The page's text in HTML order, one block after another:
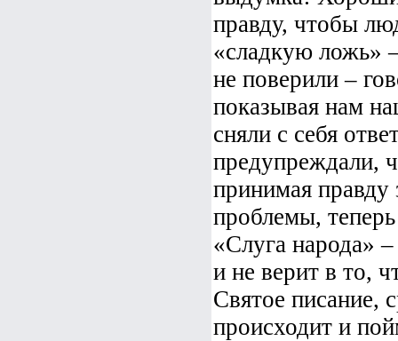
правду, чтобы
«сладкую ложь»
не поверили –
показывая нам
сняли с себя
предупреждали,
принимая правду
проблемы,
«Слуга народа»
и не верит в то,
Святое писание,
происходит и